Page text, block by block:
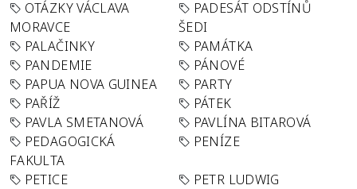
OTÁZKY VÁCLAVA
MORAVCE
PADESÁT ODSTÍNŮ
ŠEDI
PALAČINKY
PAMÁTKA
PANDEMIE
PÁNOVÉ
PAPUA NOVA GUINEA
PARTY
PAŘÍŽ
PÁTEK
PAVLA SMETANOVÁ
PAVLÍNA BITAROVÁ
PEDAGOGICKÁ
FAKULTA
PENÍZE
PETICE
PETR LUDWIG